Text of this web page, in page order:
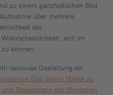
zu einem ganzheitlichen Bild
über mehrere
der
sich im
können.
sensuale Gestaltung ein
Bild deiner Marke zu
Bewusstsein der Menschen